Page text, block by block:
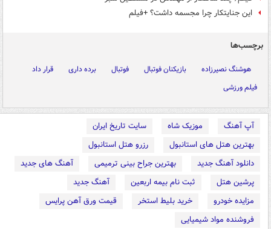
این جنایتکار چرا مجسمه داشت؟ +فیلم
برچسب‌ها
هوشنگ نصیرزاده بازیکنان فوتبال فوتبال برده داری
قرار داد
فیلم ورزشی
آپ آهنگ موزیک شاه
سایت تاریخ ایران
بهترین هتل های استانبول
رزرو هتل استانبول
دانلود آهنگ جدید
بهترین جراح بینی ترمیمی
آهنگ های جدید
پرشین هتل
ثبت نام بیمه اربعین
آهنگ جدید
مزایده خودرو
خرید بلیط استخر
قیمت ورق آهن پرایس
فروشنده مواد شیمیایی